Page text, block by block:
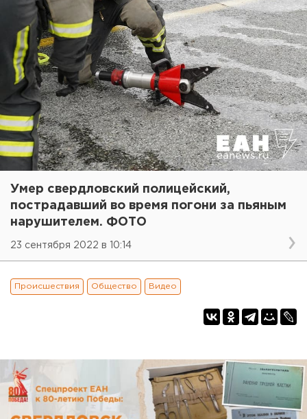
Умер свердловский полицейский,
пострадавший во время погони за пьяным
нарушителем. ФОТО
23 сентября 2022 в 10:14
Происшествия Общество Видео